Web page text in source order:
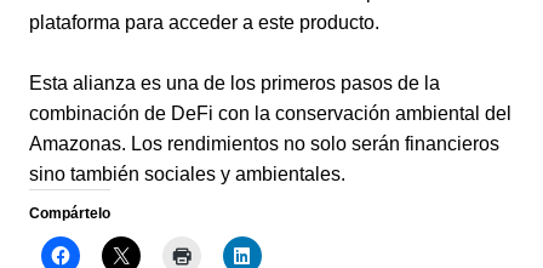
plataforma para acceder a este producto.
Esta alianza es una de los primeros pasos de la
combinación de DeFi con la conservación ambiental del
Amazonas. Los rendimientos no solo serán financieros
sino también sociales y ambientales.
Compártelo